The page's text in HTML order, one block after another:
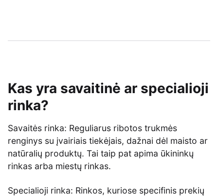
Kas yra savaitinė ar specialioji
rinka?
Savaitės rinka: Reguliarus ribotos trukmės
renginys su įvairiais tiekėjais, dažnai dėl maisto ar
natūralių produktų. Tai taip pat apima ūkininkų
rinkas arba miestų rinkas.
Specialioji rinka: Rinkos, kuriose specifinis prekių